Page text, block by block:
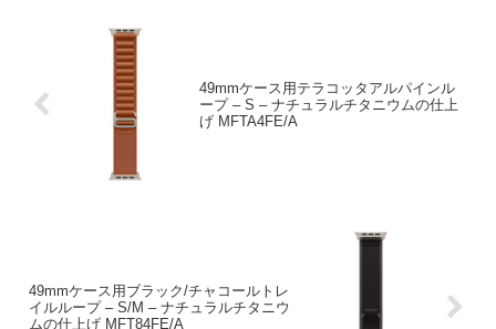
49mmケース用テラコッタアルパインル
ープ – S – ナチュラルチタニウムの仕上
げ MFTA4FE/A
49mmケース用ブラック/チャコールトレ
イルループ – S/M – ナチュラルチタニウ
ムの仕上げ MFT84FE/A